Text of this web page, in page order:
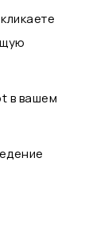
в вашем